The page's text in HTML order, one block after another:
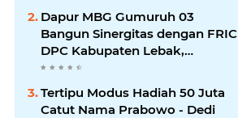
Kapus Berkilah Aturan BPJS,
Warga: Mana Kwitansinya?
Dapur MBG Gumuruh 03
Bangun Sinergitas dengan FRIC
DPC Kabupaten Lebak,
Komitmen Jalankan SOP BGN
Pusat
Tertipu Modus Hadiah 50 Juta
Catut Nama Prabowo - Dedi